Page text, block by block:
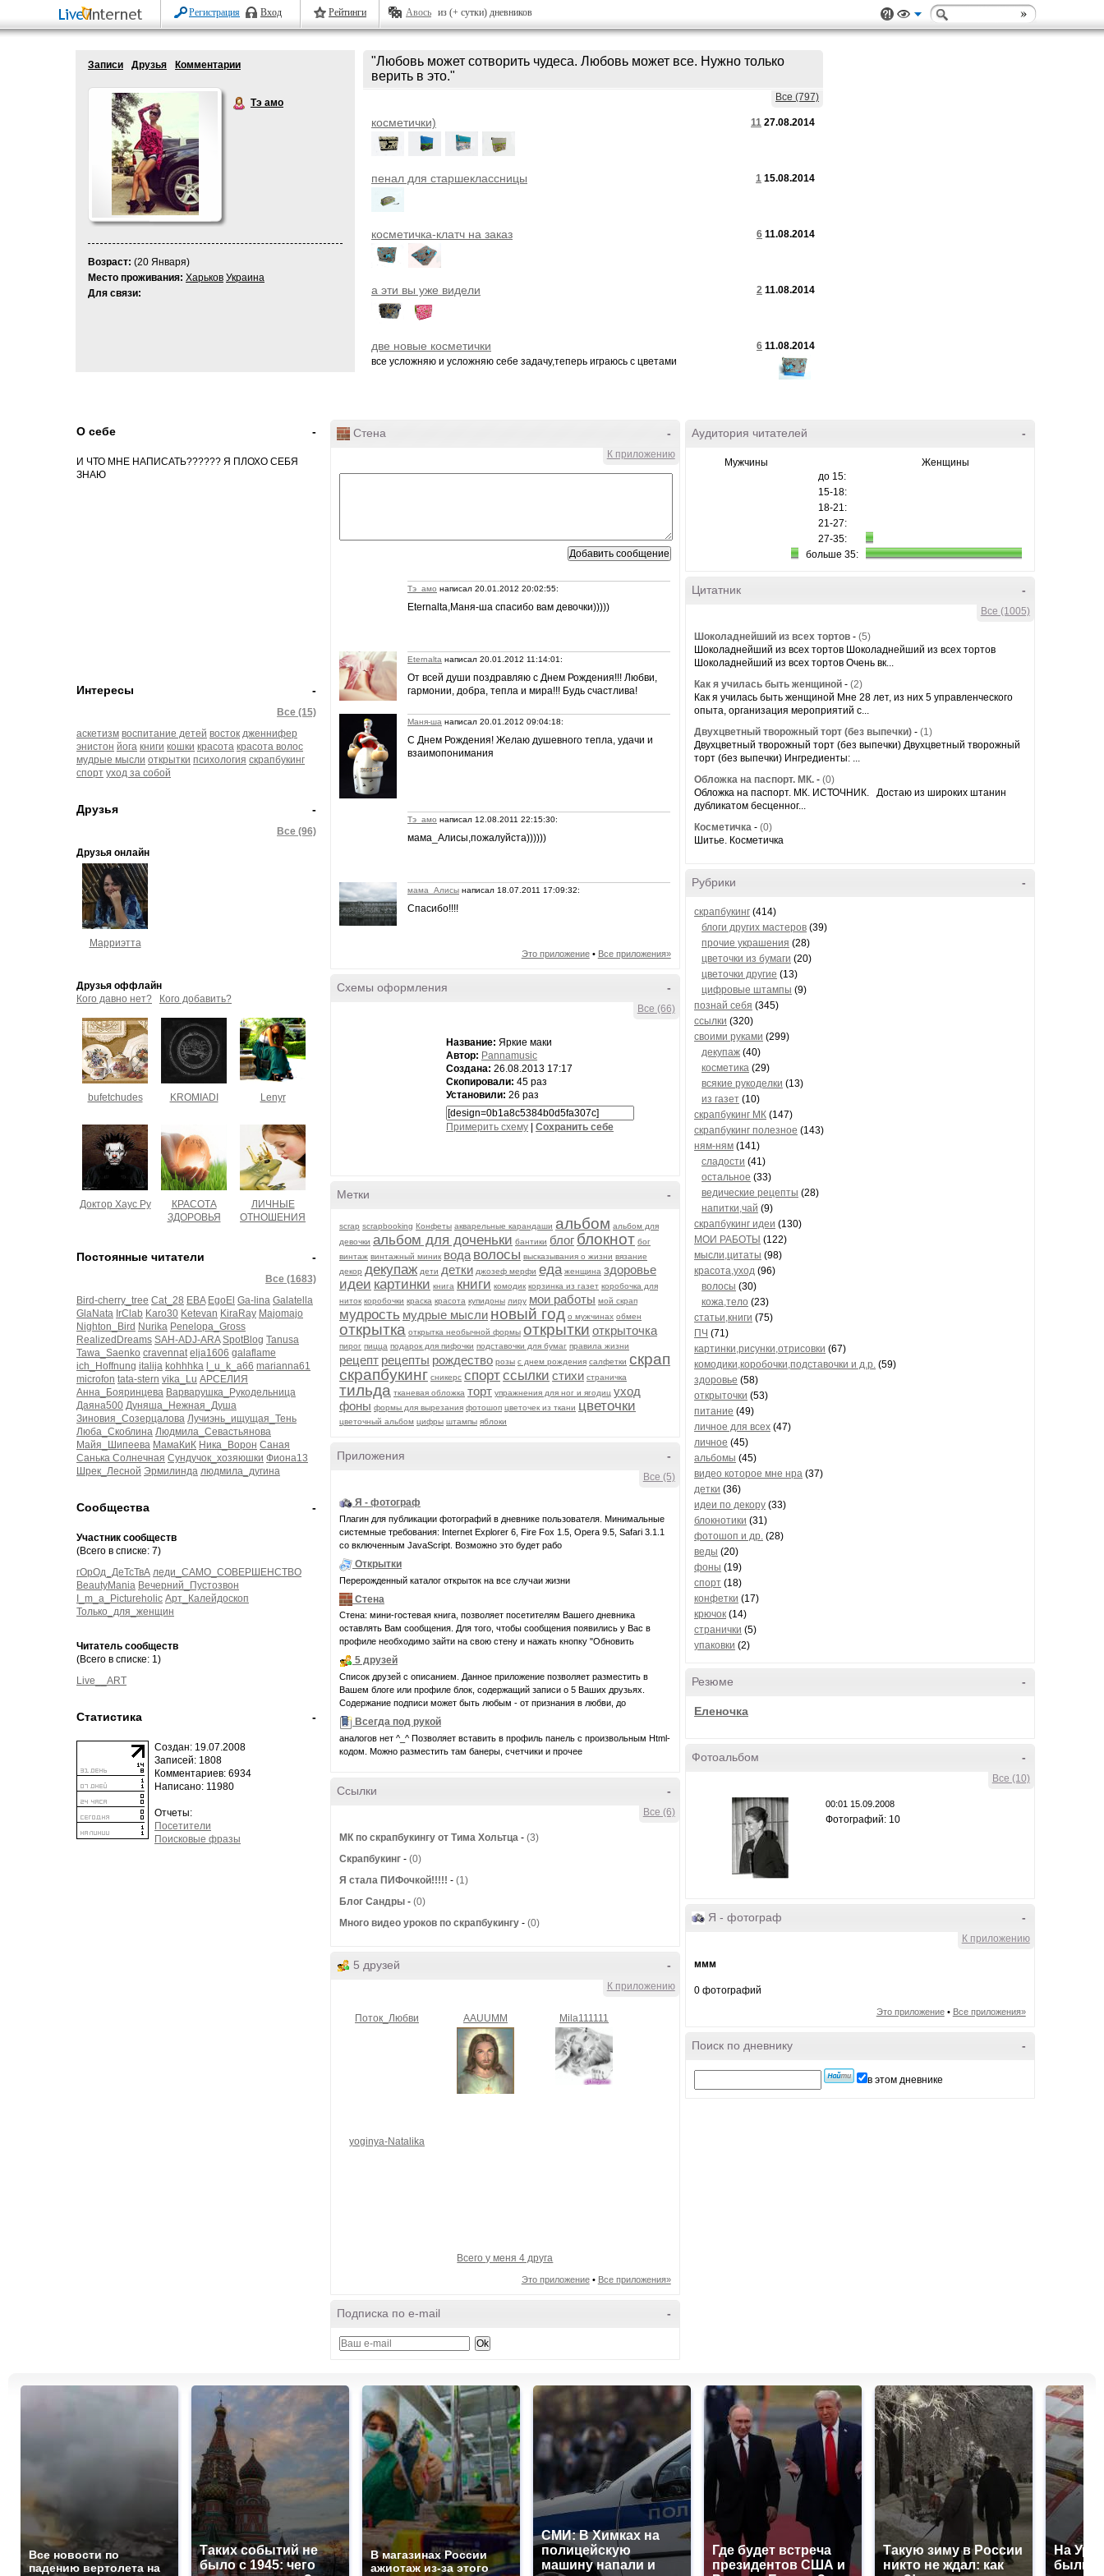
Регистрация Вход Рейтинги Авось из (+ сутки) дневников
Записи Друзья Комментарии
Тэ амо
Возраст: (20 Января)
Место проживания: Харьков Украина
Для связи:
"Любовь может сотворить чудеса. Любовь может все. Нужно только
верить в это."
Все (797)
11 27.08.2014
косметички)
1 15.08.2014
пенал для старшеклассницы
6 11.08.2014
косметичка-клатч на заказ
2 11.08.2014
а эти вы уже видели
6 11.08.2014
две новые косметички
все усложняю и усложняю себе задачу,теперь играюсь с цветами
-
О себе
И ЧТО МНЕ НАПИСАТЬ?????? Я ПЛОХО СЕБЯ
ЗНАЮ
-
Интересы
Все (15)
аскетизм воспитание детей восток дженнифер
энистон йога книги кошки красота красота волос
мудрые мысли открытки психология скрапбукинг
спорт уход за собой
-
Друзья
Все (96)
Друзья онлайн
Марриэтта
Друзья оффлайн
Кого давно нет?
Кого добавить?
bufetchudes KROMIADI Lenyr
Доктор Хаус Ру
КРАСОТА
ЗДОРОВЬЯ
ЛИЧНЫЕ
ОТНОШЕНИЯ
-
Постоянные читатели
Все (1683)
Bird-cherry_tree Cat_28 EBA EgoEl Ga-lina Galatella
GlaNata IrClab Karo30 Ketevan KiraRay Majomajo
Nighton_Bird Nurika Penelopa_Gross
RealizedDreams SAH-ADJ-ARA SpotBlog Tanusa
Tawa_Saenko cravennat elja1606 galaflame
ich_Hoffnung italija kohhhka l_u_k_a66 marianna61
microfon tata-stern vika_Lu АРСЕЛИЯ
Анна_Бояринцева Варварушка_Рукодельница
Даяна500 Дуняша_Нежная_Душа
Зиновия_Созерцалова Лучиэнь_ищущая_Тень
Люба_Скоблина Людмила_Севастьянова
Майя_Шипеева МамаКиК Ника_Ворон Саная
Санька Солнечная Сундучок_хозяюшки Фиона13
Шрек_Лесной Эрмилинда людмила_дугина
-
Сообщества
Участник сообществ
(Всего в списке: 7)
гОрОд_ДеТсТвА леди_САМО_СОВЕРШЕНСТВО
BeautyMania Вечерний_Пустозвон
I_m_a_Pictureholic Арт_Калейдоскоп
Только_для_женщин
Читатель сообществ
(Всего в списке: 1)
Live__ART
-
Статистика
Создан: 19.07.2008
Записей: 1808
Комментариев: 6934
Написано: 11980
Отчеты:
Посетители
Поисковые фразы
-
Стена
К приложению
Тэ_амо написал 20.01.2012 20:02:55:
Eternalta,Маня-ша спасибо вам девочки)))))
Eternalta написал 20.01.2012 11:14:01:
От всей души поздравляю с Днем Рождения!!! Любви,
гармонии, добра, тепла и мира!!! Будь счастлива!
Маня-ша написал 20.01.2012 09:04:18:
С Днем Рождения! Желаю душевного тепла, удачи и
взаимопонимания
Тэ_амо написал 12.08.2011 22:15:30:
мама_Алисы,пожалуйста))))))
мама_Алисы написал 18.07.2011 17:09:32:
Спасибо!!!!
Это приложение• Все приложения»
-
Схемы оформления
Все (66)
Название: Яркие маки
Автор: Pannamusic
Создана: 26.08.2013 17:17
Скопировали: 45 раз
Установили: 26 раз
Примерить схему Cохранить себе
-
Метки
scrap scrapbooking Конфеты акварельные карандаши альбом альбом для
девочки альбом для доченьки бантики блог блокнот бог
винтаж винтажный миник вода волосы высказывания о жизни вязание
декор декупаж дети детки джозеф мерфи еда женщина здоровье
идеи картинки книга книги комодик корзинка из газет коробочка для
ниток коробочки краска красота купидоны лиру мои работы мой скрап
мудрость мудрые мысли новый год о мужчинах обмен
открытка открытка необычной формы открытки открыточка
пирог пицца подарок для пифочки подставочки для бумаг правила жизни
рецепт рецепты рождество розы с днем рождения салфетки скрап
скрапбукинг сникерс спортссылки стихи страничка
тильда тканевая обложка торт упражнения для ног и ягодиц уход
фоны формы для вырезания фотошоп цветочек из ткани цветочки
цветочный альбом цифры штампы яблоки
-
Приложения
Все (5)
Я - фотограф
Плагин для публикации фотографий в дневнике пользователя. Минимальные
системные требования: Internet Explorer 6, Fire Fox 1.5, Opera 9.5, Safari 3.1.1
со включенным JavaScript. Возможно это будет рабо
Открытки
Перерожденный каталог открыток на все случаи жизни
Стена
Стена: мини-гостевая книга, позволяет посетителям Вашего дневника
оставлять Вам сообщения. Для того, чтобы сообщения появились у Вас в
профиле необходимо зайти на свою стену и нажать кнопку "Обновить
5 друзей
Список друзей с описанием. Данное приложение позволяет разместить в
Вашем блоге или профиле блок, содержащий записи о 5 Ваших друзьях.
Содержание подписи может быть любым - от признания в любви, до
Всегда под рукой
аналогов нет ^_^ Позволяет вставить в профиль панель с произвольным Html-
кодом. Можно разместить там банеры, счетчики и прочее
-
Ссылки
Все (6)
МК по скрапбукингу от Тима Хольтца - (3)
Скрапбукинг - (0)
Я стала ПИФочкой!!!!! - (1)
Блог Сандры - (0)
Много видео уроков по скрапбукингу - (0)
-
5 друзей
К приложению
Поток_Любви AAUUMM Mila111111
yoginya-Natalika
Всего у меня 4 друга
Это приложение• Все приложения»
-
Подписка по e-mail
-
Аудитория читателей
Мужчины
Женщины
до 15:
15-18:
18-21:
21-27:
27-35:
больше 35:
-
Цитатник
Все (1005)
Шоколаднейший из всех тортов - (5)
Шоколаднейший из всех тортов Шоколаднейший из всех тортов
Шоколаднейший из всех тортов Очень вк...
Как я училась быть женщиной - (2)
Как я училась быть женщиной Мне 28 лет, из них 5 управленческого
опыта, организация мероприятий с...
Двухцветный творожный торт (без выпечки) - (1)
Двухцветный творожный торт (без выпечки) Двухцветный творожный
торт (без выпечки) Ингредиенты: ...
Обложка на паспорт. МК. - (0)
Обложка на паспорт. МК. ИСТОЧНИК. Достаю из широких штанин
дубликатом бесценног...
Косметичка - (0)
Шитье. Косметичка
-
Рубрики
скрапбукинг (414)
блоги других мастеров (39)
прочие украшения (28)
цветочки из бумаги (20)
цветочки другие (13)
цифровые штампы (9)
познай себя (345)
ссылки (320)
своими руками (299)
декупаж (40)
косметика (29)
всякие рукоделки (13)
из газет (10)
скрапбукинг МК (147)
скрапбукинг полезное (143)
ням-ням (141)
сладости (41)
остальное (33)
ведические рецепты (28)
напитки,чай (9)
скрапбукинг идеи (130)
МОИ РАБОТЫ (122)
мысли,цитаты (98)
красота,уход (96)
волосы (30)
кожа,тело (23)
статьи,книги (75)
ПЧ (71)
картинки,рисунки,отрисовки (67)
комодики,коробочки,подставочки и д.р. (59)
здоровье (58)
открыточки (53)
питание (49)
личное для всех (47)
личное (45)
альбомы (45)
видео которое мне нра (37)
детки (36)
идеи по декору (33)
блокнотики (31)
фотошоп и др. (28)
веды (20)
фоны (19)
спорт (18)
конфетки (17)
крючок (14)
странички (5)
упаковки (2)
-
Резюме
Еленочка
-
Фотоальбом
Все (10)
00:01 15.09.2008
Фотографий: 10
-
Я - фотограф
К приложению
ммм
0 фотографий
Это приложение• Все приложения»
-
Поиск по дневнику
в этом дневнике
Все новости по
падению вертолета на
Таких событий не
было с 1945: чего
В магазинах России
ажиотаж из-за этого
СМИ: В Химках на
полицейскую
машину напали и
Где будет встреча
президентов США и
Такую зиму в России
никто не ждал: как
На
были